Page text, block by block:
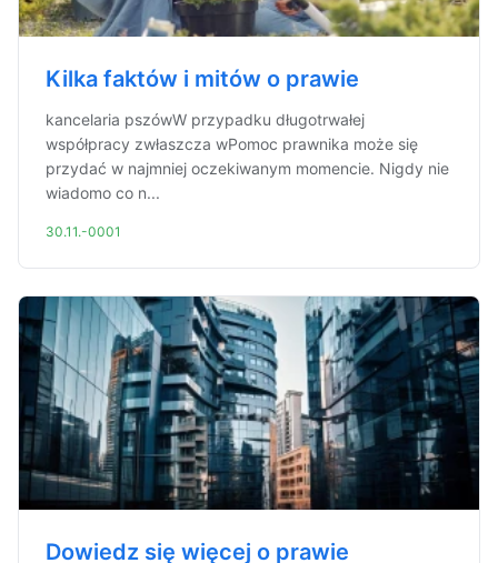
Kilka faktów i mitów o prawie
kancelaria pszówW przypadku długotrwałej
współpracy zwłaszcza wPomoc prawnika może się
przydać w najmniej oczekiwanym momencie. Nigdy nie
wiadomo co n...
30.11.-0001
Dowiedz się więcej o prawie